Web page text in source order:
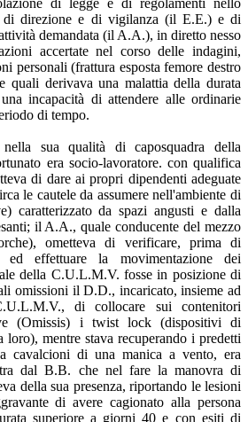
di direzione e di vigilanza (il E.E.) e di
demandata (il A.A.), in diretto nesso
accertate nel corso delle indagini,
personali (frattura esposta femore destro
quali derivava una malattia della durata
incapacità di attendere alle ordinarie
di tempo.
sua qualità di caposquadra della
era socio-lavoratore. con qualifica
di dare ai propri dipendenti adeguate
le cautele da assumere nell'ambiente di
caratterizzato da spazi angusti e dalla
il A.A., quale conducente del mezzo
ometteva di verificare, prima di
ed effettuare la movimentazione dei
della C.U.L.M.V. fosse in posizione di
omissioni il D.D., incaricato, insieme ad
di collocare sui contenitori
(Omissis) i twist lock (dispositivi di
mentre stava recuperando i predetti
cavalcioni di una manica a vento, era
dal B.B. che nel fare la manovra di
della sua presenza, riportando le lesioni
di avere cagionato alla persona
superiore a giorni 40 e con esiti di